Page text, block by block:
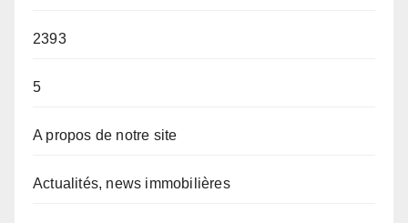
2393
5
A propos de notre site
Actualités, news immobilières